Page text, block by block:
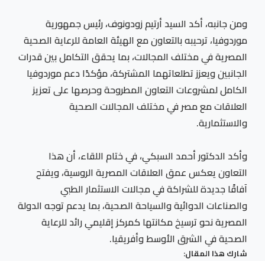
ومن جانبه، أكد السيد أرتيم زودونوف، رئيس جمهورية
موردوفيا، ترحيبه بالتعاون مع الهيئة العامة للرعاية الصحية
المصرية في مختلف المجالات، بما يحقق التكامل بين قدرات
الجانبين ويعزز تطلعاتهما المشتركة، مؤكدًا دعم موردوفيا
الكامل لمشروعات التعاون المطروحة وحرصها على تعزيز
العلاقات مع مصر في مختلف المجالات الصحية
والاستثمارية.
وأكد الدكتور أحمد السبكي، في ختام اللقاء، أن هذا
التعاون يعكس عمق العلاقات المصرية الروسية، ويفتح
آفاقًا جديدة للشراكة في مجالات الاستثمار الطبي
والصناعات الدوائية والسياحة الصحية، بما يدعم توجه الدولة
المصرية نحو ترسيخ مكانتها كمركز إقليمي رائد للرعاية
الصحية في الشرق الأوسط وأفريقيا.
شارك هذا المقال: